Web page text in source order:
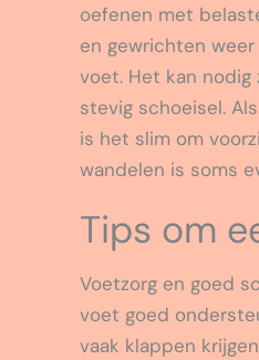
oefenen met
en gewrichten
voet. Het kan
stevig schoeisel.
is het slim om
wandelen is soms
Tips om
Voetzorg en goed
voet goed
vaak klappen